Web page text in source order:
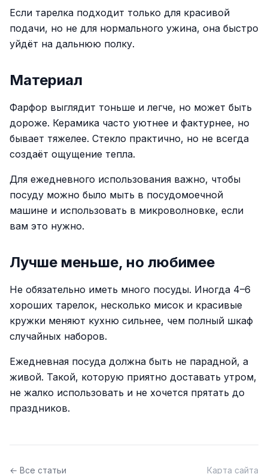
Если тарелка подходит только для красивой
подачи, но не для нормального ужина, она быстро
уйдёт на дальнюю полку.
Материал
Фарфор выглядит тоньше и легче, но может быть
дороже. Керамика часто уютнее и фактурнее, но
бывает тяжелее. Стекло практично, но не всегда
создаёт ощущение тепла.
Для ежедневного использования важно, чтобы
посуду можно было мыть в посудомоечной
машине и использовать в микроволновке, если
вам это нужно.
Лучше меньше, но любимее
Не обязательно иметь много посуды. Иногда 4–6
хороших тарелок, несколько мисок и красивые
кружки меняют кухню сильнее, чем полный шкаф
случайных наборов.
Ежедневная посуда должна быть не парадной, а
живой. Такой, которую приятно доставать утром,
не жалко использовать и не хочется прятать до
праздников.
← Все статьи Карта сайта